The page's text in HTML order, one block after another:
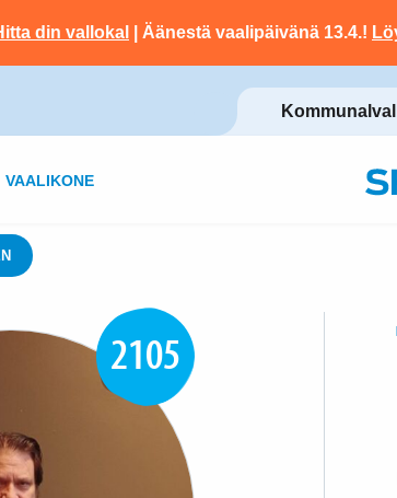
din vallokal | Äänestä vaalipäivänä 13.4.!
Kommunalval
VAALIKONE
2105